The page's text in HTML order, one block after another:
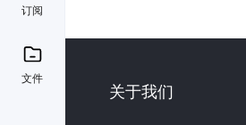
订阅
文件
关于我们